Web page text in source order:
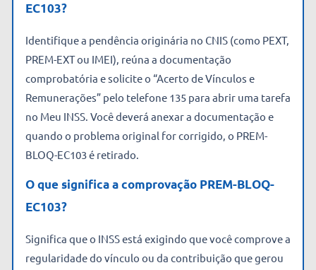
EC103?
Identifique a pendência originária no CNIS (como PEXT,
PREM-EXT ou IMEI), reúna a documentação
comprobatória e solicite o “Acerto de Vínculos e
Remunerações” pelo telefone 135 para abrir uma tarefa
no Meu INSS. Você deverá anexar a documentação e
quando o problema original for corrigido, o PREM-
BLOQ-EC103 é retirado.
O que significa a comprovação PREM-BLOQ-
EC103?
Significa que o INSS está exigindo que você comprove a
regularidade do vínculo ou da contribuição que gerou